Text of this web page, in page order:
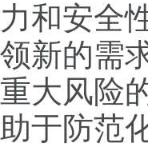
力和安全
领新的需
重大风险
助于防范